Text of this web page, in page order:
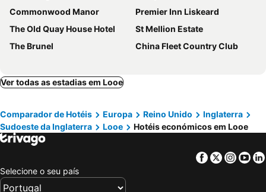
Commonwood Manor
Premier Inn Liskeard
The Old Quay House Hotel
St Mellion Estate
The Brunel
China Fleet Country Club
Ver todas as estadias em Looe
Comparador de Hotéis Europa Reino Unido
Inglaterra
Sudoeste da Inglaterra
Looe Hotéis económicos em Looe
Facebook
Twitter
Selecione o seu país